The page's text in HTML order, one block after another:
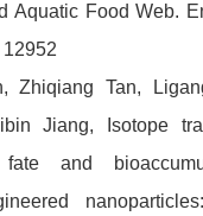
Aquatic Food Web.
12952
Zhiqiang Tan,
Jiang, Isotope
fate and